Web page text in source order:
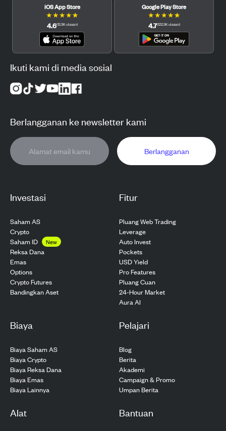
Investasi
Saham AS
Crypto
Saham ID
New
Reksa Dana
Emas
Options
Crypto Futures
Bandingkan Aset
Fitur
Pluang Web Trading
Leverage
Auto Invest
Pockets
USD Yield
Pro Features
Pluang Cuan
24-Hour Market
Aura AI
Biaya
Biaya Saham AS
Biaya Crypto
Biaya Reksa Dana
Biaya Emas
Biaya Lainnya
Pelajari
Blog
Berita
Akademi
Campaign & Promo
Umpan Berita
Alat Bantuan
iOS App Store
★★★★★
4.6(12.3Kulasan)
Google Play Store
★★★★★
4.7(122.3Kulasan)
Ikuti kami di media sosial
Berlangganan ke newsletter kami
Berlangganan